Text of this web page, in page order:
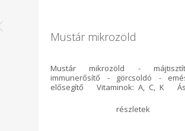
Mustár mikrozöld
Mustár mikrozöld -
immunerősítő - görcsoldó -
elősegítő Vitaminok: A, C, K
szeretnél többet
mikrozöldjeinkről, látogass el